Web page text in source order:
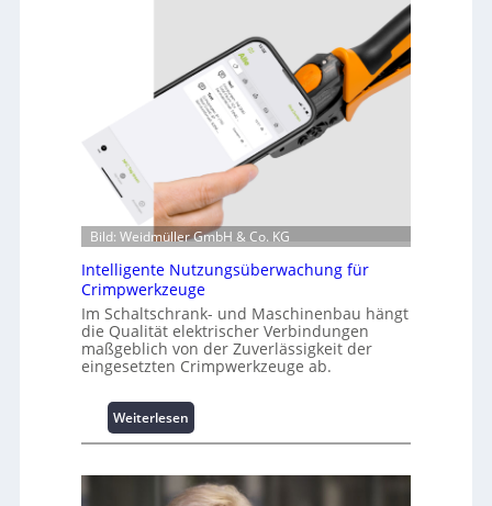
f
t
i
o
n
u
m
L
a
s
s
p
i
z
Bild: Weidmüller GmbH & Co. KG
Intelligente Nutzungsüberwachung für
Crimpwerkzeuge
Im Schaltschrank- und Maschinenbau hängt
die Qualität elektrischer Verbindungen
maßgeblich von der Zuverlässigkeit der
eingesetzten Crimpwerkzeuge ab.
Weiterlesen
I
t
e